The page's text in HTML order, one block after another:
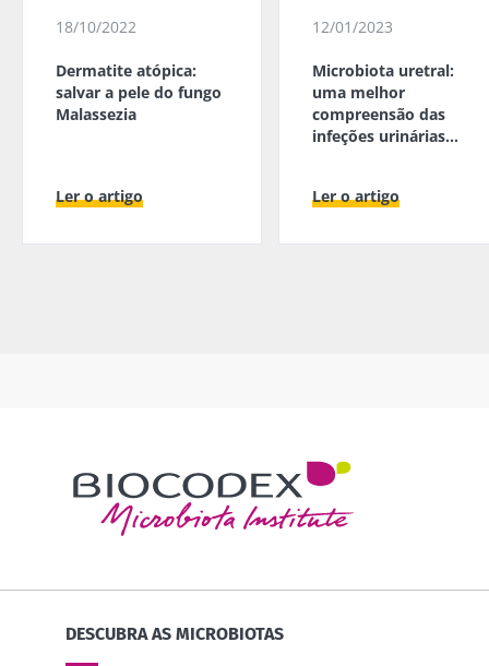
18/10/2022
Dermatite atópica:
salvar a pele do fungo
Malassezia
Ler o artigo
12/01/2023
Microbiota uretral:
uma melhor
compreensão das
infeções urinárias
Ler o artigo
DESCUBRA AS MICROBIOTAS